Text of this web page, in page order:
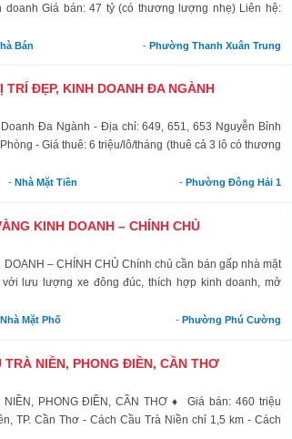
Giá bán: 47 tỷ (có thương lượng nhẹ) Liên hệ:
Bán - Phường Thanh Xuân Trung
TRÍ ĐẸP, KINH DOANH ĐA NGÀNH
Đa Ngành - Địa chỉ: 649, 651, 653 Nguyễn Bỉnh
- Giá thuê: 6 triệu/lô/tháng (thuê cả 3 lô có thương
- Nhà Mặt Tiền - Phường Đông Hải 1
KINH DOANH – CHÍNH CHỦ
– CHÍNH CHỦ Chính chủ cần bán gấp nhà mặt
lưu lượng xe đông đúc, thích hợp kinh doanh, mở
Nhà Mặt Phố - Phường Phú Cường
NIỀN, PHONG ĐIỀN, CẦN THƠ
PHONG ĐIỀN, CẦN THƠ ♦ Giá bán: 460 triệu
TP. Cần Thơ - Cách Cầu Trà Niền chỉ 1,5 km - Cách